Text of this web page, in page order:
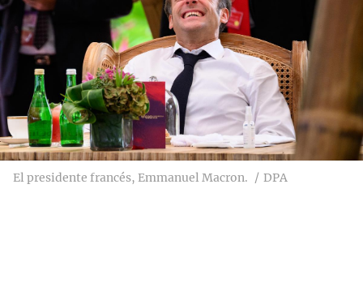
El presidente francés, Emmanuel Macron. DPA